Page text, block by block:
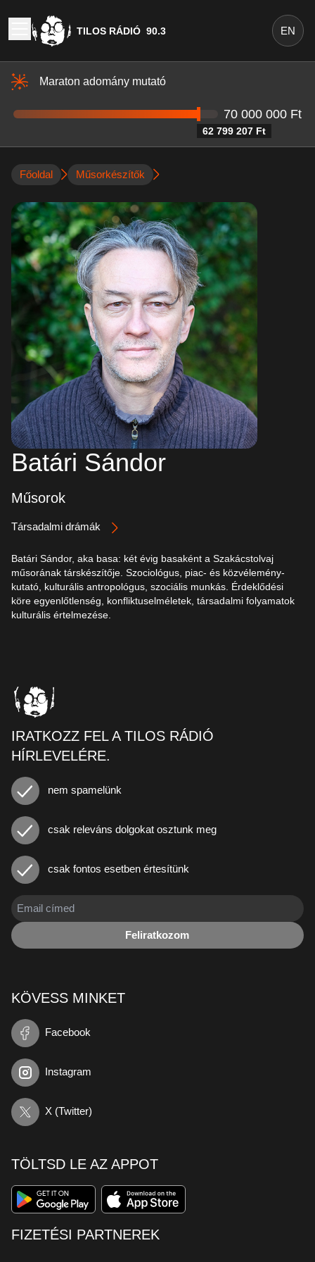
TILOS RÁDIÓ 90.3 EN
Maraton adomány mutató
62 799 207 Ft
70 000 000 Ft
Főoldal Műsorkészítők
Batári Sándor
Műsorok
Társadalmi drámák
Batári Sándor, aka basa: két évig basaként a Szakácstolvaj
műsorának társkészítője. Szociológus, piac- és közvélemény-
kutató, kulturális antropológus, szociális munkás. Érdeklődési
köre egyenlőtlenség, konfliktuselméletek, társadalmi folyamatok
kulturális értelmezése.
IRATKOZZ FEL A TILOS RÁDIÓ
HÍRLEVELÉRE.
nem spamelünk
csak releváns dolgokat osztunk meg
csak fontos esetben értesítünk
Feliratkozom
KÖVESS MINKET
Facebook
Instagram
X (Twitter)
TÖLTSD LE AZ APPOT
FIZETÉSI PARTNEREK